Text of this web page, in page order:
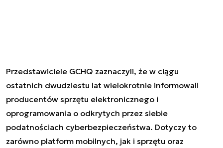
Przedstawiciele GCHQ zaznaczyli, że w ciągu
ostatnich dwudziestu lat wielokrotnie informowali
producentów sprzętu elektronicznego i
oprogramowania o odkrytych przez siebie
podatnościach cyberbezpieczeństwa. Dotyczy to
zarówno platform mobilnych, jak i sprzętu oraz